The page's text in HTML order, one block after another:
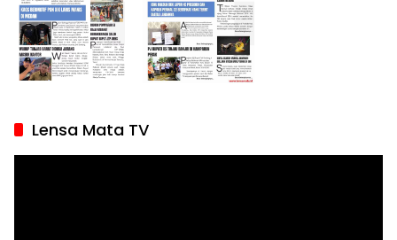
Lensa Mata TV